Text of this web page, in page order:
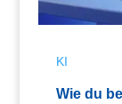
KI
Wie du